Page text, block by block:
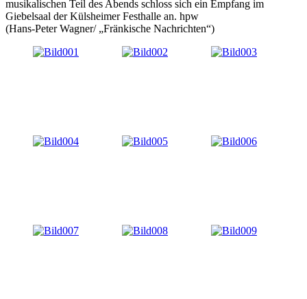
musikalischen Teil des Abends schloss sich ein Empfang im
Giebelsaal der Külsheimer Festhalle an. hpw
(Hans-Peter Wagner/ „Fränkische Nachrichten“)